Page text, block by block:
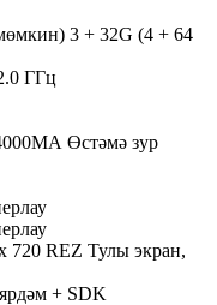
3 + 32G (4 + 64
ГГц
Өстәмә зур
Тулы экран,
+ SDK